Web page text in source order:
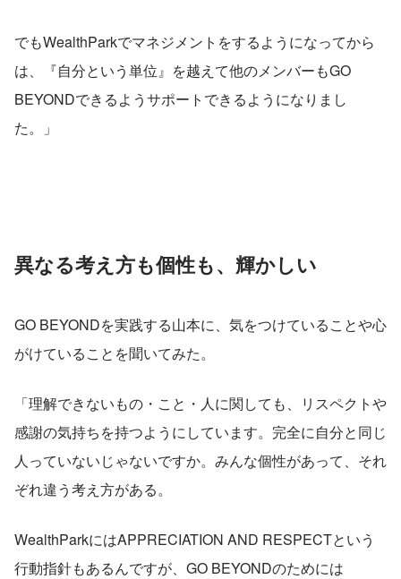
でもWealthParkでマネジメントをするようになってから
は、『自分という単位』を越えて他のメンバーもGO
BEYONDできるようサポートできるようになりまし
た。」
異なる考え方も個性も、輝かしい
GO BEYONDを実践する山本に、気をつけていることや心
がけていることを聞いてみた。
「理解できないもの・こと・人に関しても、リスペクトや
感謝の気持ちを持つようにしています。完全に自分と同じ
人っていないじゃないですか。みんな個性があって、それ
ぞれ違う考え方がある。
WealthParkにはAPPRECIATION AND RESPECTという
行動指針もあるんですが、GO BEYONDのためには